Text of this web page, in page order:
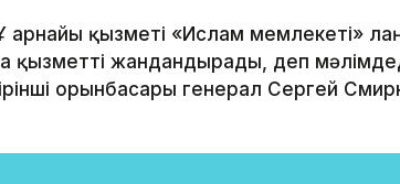
қызметі «Ислам мемлекеті»
қызметті жандандырады, деп
орынбасары генерал Сергей